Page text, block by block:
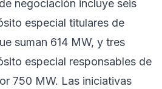
negociación incluye seis
especial titulares de
suman 614 MW, y tres
especial responsables de
750 MW. Las iniciativas